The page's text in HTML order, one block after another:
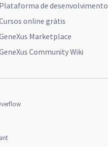
Plataforma de desenvolvimento
online grátis
Marketplace
Community Wiki